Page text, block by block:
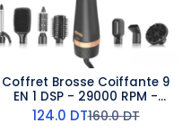
Coffret Brosse Coiffante 9
EN 1 DSP - 29000 RPM -
1200 W
124.0 DT160.0DT